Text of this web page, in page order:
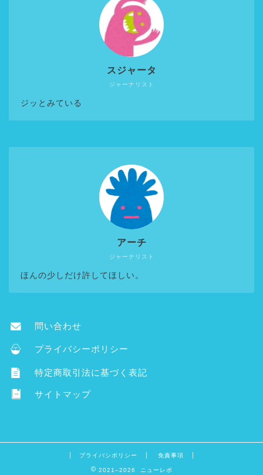
ジャーナリスト
スジャータ
ジッとみている
ジャーナリスト
アーチ
ほんの少しだけ許してほしい。
問い合わせ
プライバシーポリシー
特定商取引法に基づく表記
サイトマップ
プライバシポリシー 免責事項
2021–2026 ニューレポ